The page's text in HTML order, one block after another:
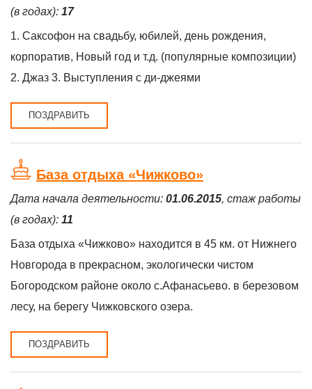
(в годах): 17
1. Саксофон на свадьбу, юбилей, день рождения,
корпоратив, Новый год и т.д. (популярные композиции)
2. Джаз 3. Выступления с ди-джеями
ПОЗДРАВИТЬ
База отдыха «Чижково»
Дата начала деятельности: 01.06.2015, стаж работы
(в годах): 11
База отдыха «Чижково» находится в 45 км. от Нижнего
Новгорода в прекрасном, экологически чистом
Богородском районе около с.Афанасьево. в березовом
лесу, на берегу Чижковского озера.
ПОЗДРАВИТЬ